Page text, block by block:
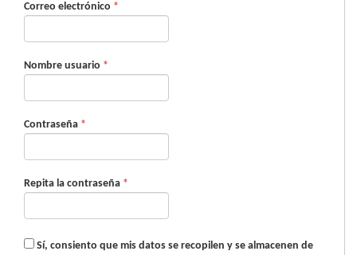
Correo electrónico *
Nombre usuario *
Contraseña *
Repita la contraseña *